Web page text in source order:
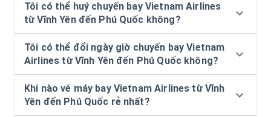
Tôi có thể huý chuyến bay Vietnam Airlines
từ Vĩnh Yên đến Phú Quốc không?
Tôi có thể đổi ngày giờ chuyến bay Vietnam
Airlines từ Vĩnh Yên đến Phú Quốc không?
Khi nào vé máy bay Vietnam Airlines từ Vĩnh
Yên đến Phú Quốc rẻ nhất?